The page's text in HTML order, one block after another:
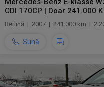
Mercedes-Benz E-klasse
CDI 170CP | Doar 241.000 K
Berlină | 2007 | 241.000 km |
Sună